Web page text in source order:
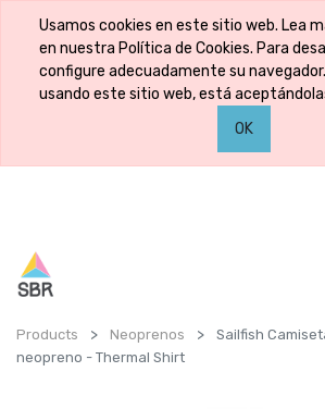
Usamos cookies en este sitio web. Lea
en nuestra Política de Cookies. Para
configure adecuadamente su
usando este sitio web, está
OK
Products Neoprenos
Sailfish
neopreno - Thermal Shirt